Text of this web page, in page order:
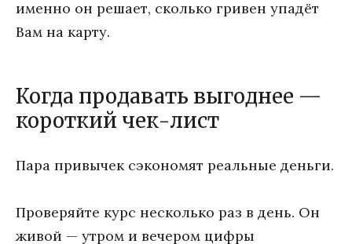
именно он решает, сколько гривен упадёт
Вам на карту.
Когда продавать выгоднее —
короткий чек-лист
Пара привычек сэкономят реальные деньги.
Проверяйте курс несколько раз в день. Он
живой — утром и вечером цифры